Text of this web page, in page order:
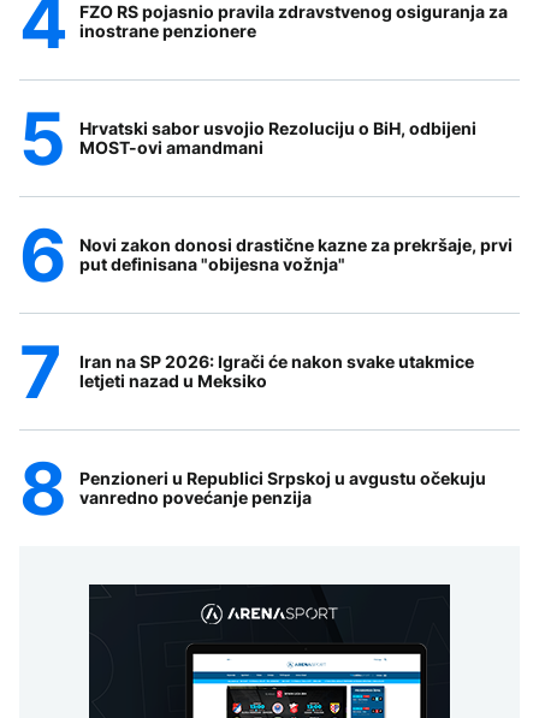
FZO RS pojasnio pravila zdravstvenog osiguranja za
inostrane penzionere
Hrvatski sabor usvojio Rezoluciju o BiH, odbijeni
MOST-ovi amandmani
Novi zakon donosi drastične kazne za prekršaje, prvi
put definisana "obijesna vožnja"
Iran na SP 2026: Igrači će nakon svake utakmice
letjeti nazad u Meksiko
Penzioneri u Republici Srpskoj u avgustu očekuju
vanredno povećanje penzija